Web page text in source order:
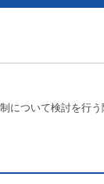
ついて検討を行